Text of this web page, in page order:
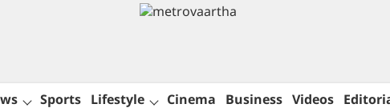
Sports Lifestyle Cinema Business Videos